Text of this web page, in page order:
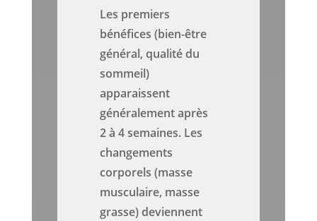
Les premiers
bénéfices (bien-être
général, qualité du
sommeil)
apparaissent
généralement après
2 à 4 semaines. Les
changements
corporels (masse
musculaire, masse
grasse) deviennent